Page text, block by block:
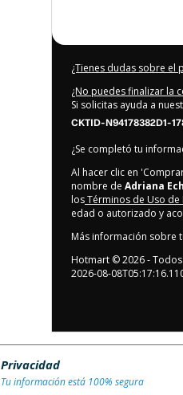
¿Tienes dudas sobre el
¿No puedes finalizar la
Si solicitas ayuda a
CKTID-N94178382D1-
¿Se completó tu
Al hacer clic en
nombre de Adriana
losTérminos de Uso
edad o autorizado y
Más información sobre
Hotmart ©2026-
2026-08-
Privacidad
Tu información está 100% segura